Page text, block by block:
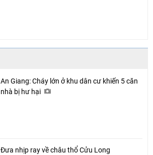
An Giang: Cháy lớn ở khu dân cư khiến 5 căn
nhà bị hư hại
Đưa nhịp ray về châu thổ Cửu Long